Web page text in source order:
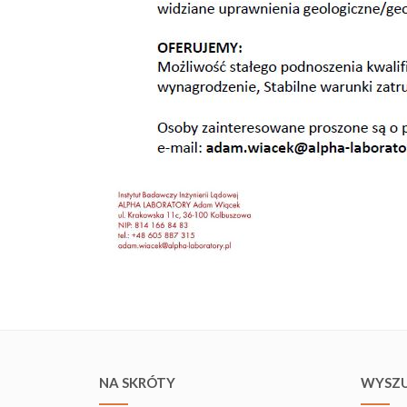
NA SKRÓTY